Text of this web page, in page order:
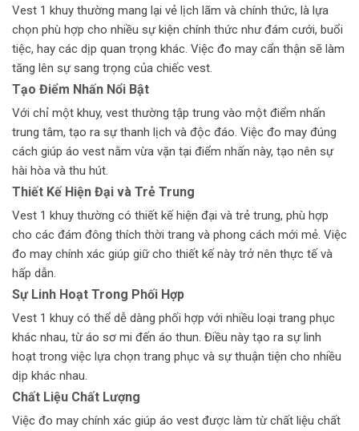
Vest 1 khuy thường mang lại vẻ lịch lãm và chính thức, là lựa
chọn phù hợp cho nhiều sự kiện chính thức như đám cưới, buổi
tiệc, hay các dịp quan trọng khác. Việc đo may cẩn thận sẽ làm
tăng lên sự sang trọng của chiếc vest.
Tạo Điểm Nhấn Nổi Bật
Với chỉ một khuy, vest thường tập trung vào một điểm nhấn
trung tâm, tạo ra sự thanh lịch và độc đáo. Việc đo may đúng
cách giúp áo vest nằm vừa vặn tại điểm nhấn này, tạo nên sự
hài hòa và thu hút.
Thiết Kế Hiện Đại và Trẻ Trung
Vest 1 khuy thường có thiết kế hiện đại và trẻ trung, phù hợp
cho các đám đông thích thời trang và phong cách mới mẻ. Việc
đo may chính xác giúp giữ cho thiết kế này trở nên thực tế và
hấp dẫn.
Sự Linh Hoạt Trong Phối Hợp
Vest 1 khuy có thể dễ dàng phối hợp với nhiều loại trang phục
khác nhau, từ áo sơ mi đến áo thun. Điều này tạo ra sự linh
hoạt trong việc lựa chọn trang phục và sự thuận tiện cho nhiều
dịp khác nhau.
Chất Liệu Chất Lượng
Việc đo may chính xác giúp áo vest được làm từ chất liệu chất